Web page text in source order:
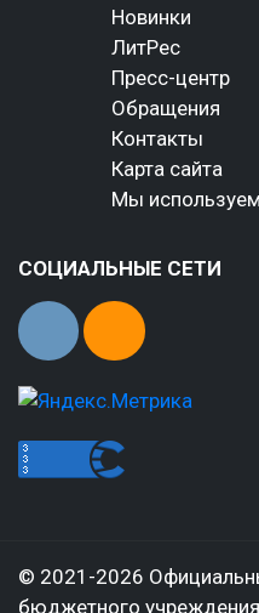
Новинки
ЛитРес
Пресс-центр
Обращения
Контакты
Карта сайта
Мы
СОЦИАЛЬНЫЕ СЕТИ
© 2021-2026
бюджетного учреждения